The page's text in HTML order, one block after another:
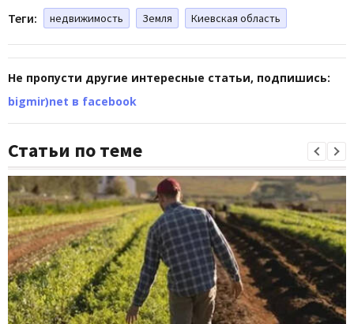
Теги: недвижимость Земля Киевская область
Не пропусти другие интересные статьи, подпишись:
bigmir)net в facebook
Статьи по теме